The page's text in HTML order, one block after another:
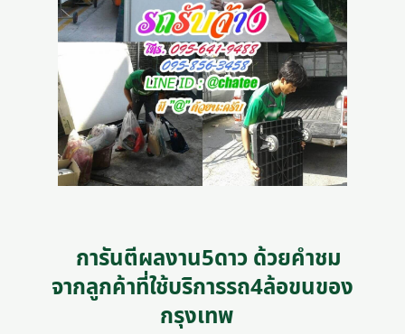
การันตีผลงาน5ดาว ด้วยคำชม
จากลูกค้าที่ใช้บริการรถ4ล้อขนของ
กรุงเทพ